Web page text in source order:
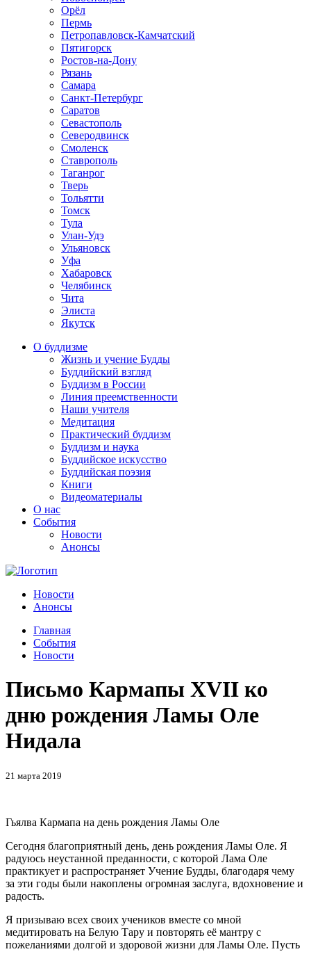
Орёл
Пермь
Петропавловск-Камчатский
Пятигорск
Ростов-на-Дону
Рязань
Самара
Санкт-Петербург
Саратов
Севастополь
Северодвинск
Смоленск
Ставрополь
Таганрог
Тверь
Тольятти
Томск
Тула
Улан-Удэ
Ульяновск
Уфа
Хабаровск
Челябинск
Чита
Элиста
Якутск
О буддизме
Жизнь и учение Будды
Буддийский взгляд
Буддизм в России
Линия преемственности
Наши учителя
Медитация
Практический буддизм
Буддизм и наука
Буддийское искусство
Буддийская поэзия
Книги
Видеоматериалы
О нас
События
Новости
Анонсы
Новости
Анонсы
Главная
События
Новости
Письмо Кармапы XVII ко
дню рождения Ламы Оле
Нидала
21 марта 2019
Гьялва Кармапа на день рождения Ламы Оле
Сегодня благоприятный день, день рождения Ламы Оле. Я
радуюсь неустанной преданности, с которой Лама Оле
практикует и распространяет Учение Будды, благодаря чему
за эти годы были накоплены огромная заслуга, вдохновение и
радость.
Я призываю всех своих учеников вместе со мной
медитировать на Белую Тару и повторять её мантру с
пожеланиями долгой и здоровой жизни для Ламы Оле. Пусть